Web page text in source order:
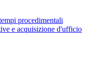
procedimentali
e acquisizione d'ufficio